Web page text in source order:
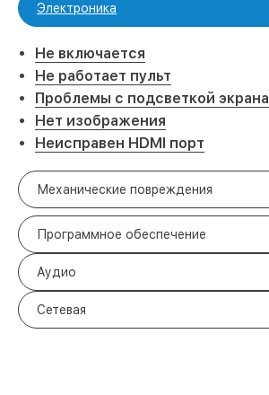
Электроника
Не включается
Не работает пульт
Проблемы с подсветкой экрана
Нет изображения
Неисправен HDMI порт
Механические повреждения
Программное обеспечение
Аудио
Сетевая